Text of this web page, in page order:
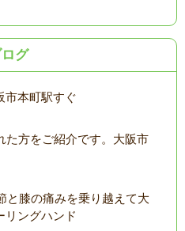
グ
市本町駅すぐ
た方をご紹介です。大阪市
と膝の痛みを乗り越えて大
リングハンド